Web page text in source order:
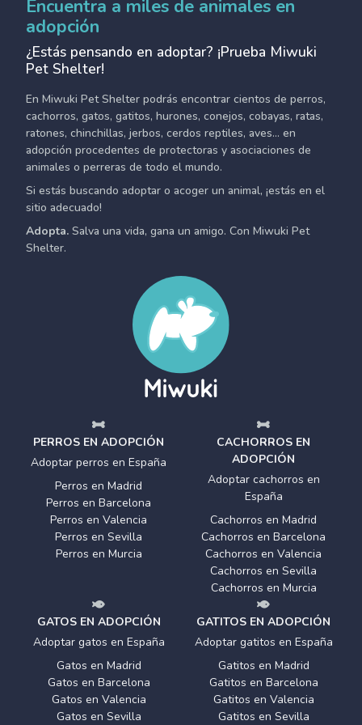
Encuentra a miles de animales en
adopción
¿Estás pensando en adoptar? ¡Prueba Miwuki
Pet Shelter!
En Miwuki Pet Shelter podrás encontrar cientos de perros,
cachorros, gatos, gatitos, hurones, conejos, cobayas, ratas,
ratones, chinchillas, jerbos, cerdos reptiles, aves... en
adopción procedentes de protectoras y asociaciones de
animales o perreras de todo el mundo.
Si estás buscando adoptar o acoger un animal, ¡estás en el
sitio adecuado!
Adopta. Salva una vida, gana un amigo. Con Miwuki Pet
Shelter.
PERROS EN ADOPCIÓN
Adoptar perros en España
Perros en Madrid
Perros en Barcelona
Perros en Valencia
Perros en Sevilla
Perros en Murcia
CACHORROS EN
ADOPCIÓN
Adoptar cachorros en
España
Cachorros en Madrid
Cachorros en Barcelona
Cachorros en Valencia
Cachorros en Sevilla
Cachorros en Murcia
GATOS EN ADOPCIÓN
Adoptar gatos en España
Gatos en Madrid
Gatos en Barcelona
Gatos en Valencia
Gatos en Sevilla
GATITOS EN ADOPCIÓN
Adoptar gatitos en España
Gatitos en Madrid
Gatitos en Barcelona
Gatitos en Valencia
Gatitos en Sevilla